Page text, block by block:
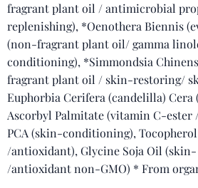
fragrant plant oil / antimicrobial
replenishing), *Oenothera Biennis
(non-fragrant plant oil/ gamma
conditioning), *Simmondsia
fragrant plant oil / skin-restoring/
Euphorbia Cerifera (candelilla)
Ascorbyl Palmitate (vitamin C-ester
PCA (skin-conditioning),
/antioxidant), Glycine Soja Oil
/antioxidant non-GMO) * From